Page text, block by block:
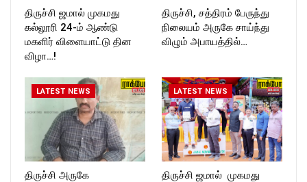
திருச்சி ஜமால் முகமது
கல்லூரி 24-ம் ஆண்டு
மகளிர் விளையாட்டு தின
விழா…!
திருச்சி, சத்திரம் பேருந்து
நிலையம் அருகே சாய்ந்து
விழும் அபாயத்தில்…
LATEST NEWS
திருச்சி அருகே
LATEST NEWS
திருச்சி ஜமால் முகமது